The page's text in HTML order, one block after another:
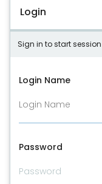
Login
Sign in to start session
Login Name
Password